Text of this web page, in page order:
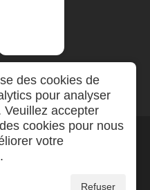
des cookies de
pour analyser
Veuillez accepter
cookies pour nous
votre
Refuser